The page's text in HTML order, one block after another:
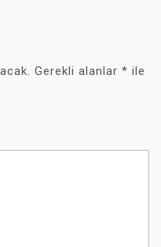
Gerekli alanlar * ile